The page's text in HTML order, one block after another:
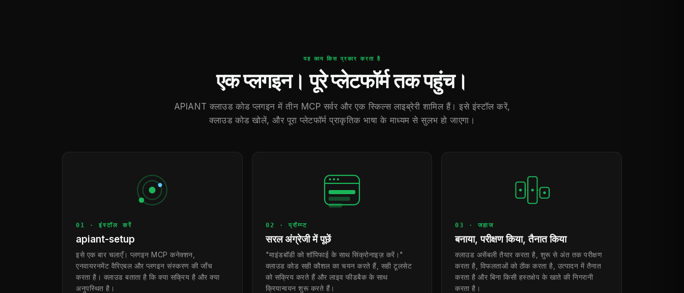
यह काम किस प्रकार करता है
एक प्लगइन। पूरे प्लेटफॉर्म तक पहुंच।
APIANT क्लाउड कोड प्लगइन में तीन MCP सर्वर और एक स्किल्स लाइब्रेरी शामिल हैं। इसे इंस्टॉल करें,
क्लाउड कोड खोलें, और पूरा प्लेटफॉर्म प्राकृतिक भाषा के माध्यम से सुलभ हो जाएगा।
01 · इंस्टॉल करें
apiant-setup
इसे एक बार चलाएँ। प्लगइन MCP कनेक्शन,
एनवायरनमेंट वैरिएबल और प्लगइन संस्करण की जाँच
करता है। क्लाउड बताता है कि क्या सक्रिय है और क्या
अनुपस्थित है।
02 · प्रॉम्प्ट
सरल अंग्रेजी में पूछें
"माइंडबॉडी को शॉपिफाई के साथ सिंक्रोनाइज़ करें।"
क्लाउड कोड सही कौशल का चयन करते हैं, सही टूलसेट
को सक्रिय करते हैं और लाइव फीडबैक के साथ
क्रियान्वयन शुरू करते हैं।
03 · जहाज
बनाया, परीक्षण किया, तैनात किया
क्लाउड असेंबली तैयार करता है, शुरू से अंत तक परीक्षण
करता है, विफलताओं को ठीक करता है, उत्पादन में तैनात
करता है और बिना किसी हस्तक्षेप के खाते की निगरानी
करता है।